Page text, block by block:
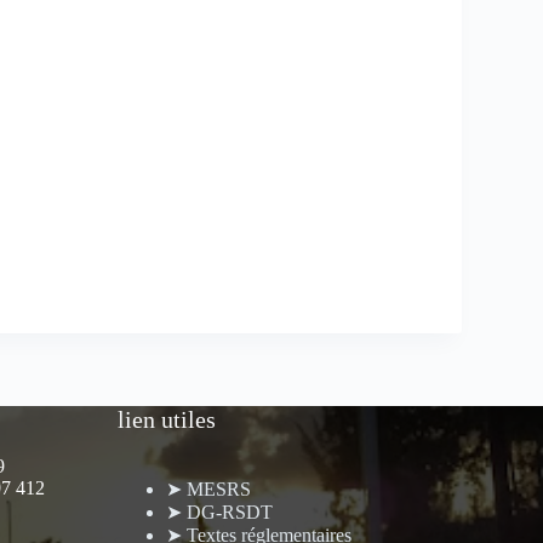
412
lien utiles
➤ MESRS
➤ DG-RSDT
➤ Textes réglementaires